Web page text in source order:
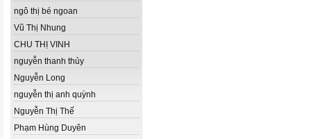
ngô thị bé ngoan
Vũ Thị Nhung
CHU THỊ VINH
nguyễn thanh thủy
Nguyễn Long
nguyễn thị anh quỳnh
Nguyễn Thị Thế
Phạm Hùng Duyên